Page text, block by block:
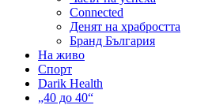
Connected
Денят на храбростта
Бранд България
На живо
Спорт
Darik Health
„40 до 40“